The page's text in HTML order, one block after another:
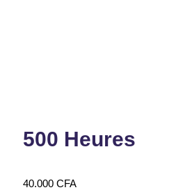
500 Heures
40.000 CFA